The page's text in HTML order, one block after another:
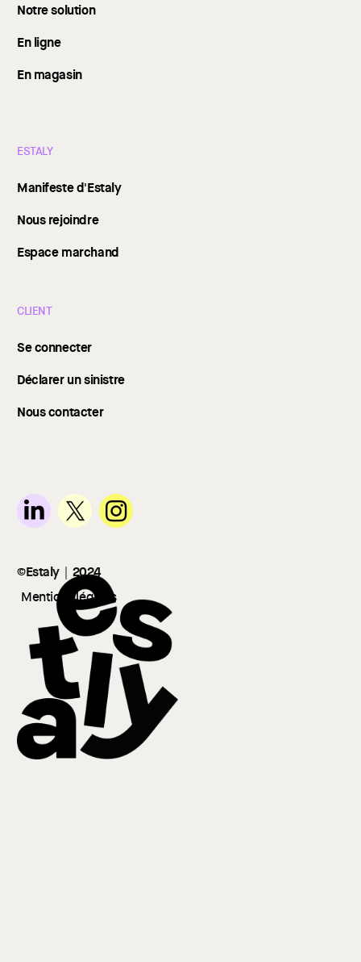
Notre solution
En ligne
En magasin
ESTALY
Manifeste d'Estaly
Nous rejoindre
Espace marchand
CLIENT
Se connecter
Déclarer un sinistre
Nous contacter
©Estaly ｜ 2024
Mentions légales